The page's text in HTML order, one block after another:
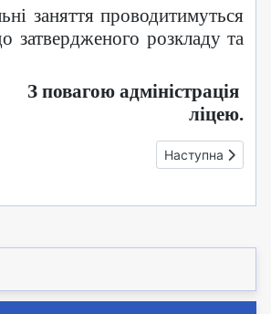
проводитимуться
затвердженого розкладу та
З повагою адміністрація
ліцею.
Оголошення! Наступна
Наступна